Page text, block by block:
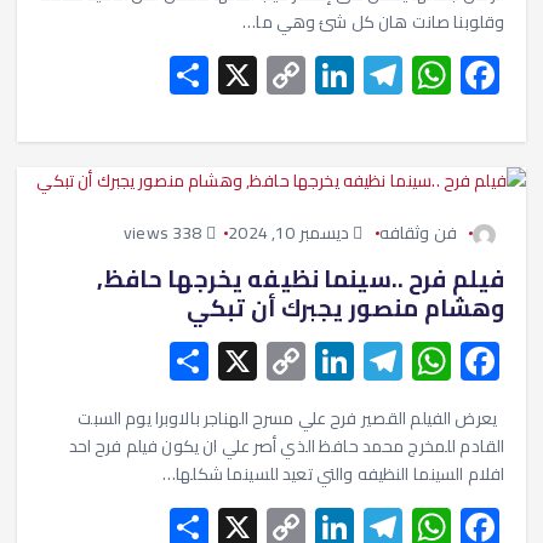
b
o
o
k
s
A
p
p
gr
a
m
dI
n
y
Li
n
k
e
وقلوبنا صانت هان كل شئ وهي ما…
F
ac
e
b
o
o
k
W
h
at
s
A
p
p
T
el
e
gr
a
m
Li
n
ke
dI
n
C
o
p
y
Li
n
k
X
S
h
ar
e
فن وثقافه ديسمبر 10, 2024
فيلم فرح ..سينما نظيفه يخرجها حافظ,
وهشام منصور يجبرك أن تبكي
F
ac
e
b
o
W
h
at
s
A
T
el
e
gr
a
Li
n
ke
dI
n
C
o
p
y
Li
X
S
h
ar
e
يعرض الفيلم القصير فرح علي مسرح الهناجر بالاوبرا يوم السبت
القادم للمخرج محمد حافظ الذي أصر علي ان يكون فيلم فرح احد
افلام السينما النظيفه والتي تعيد للسينما شكلها…
F
W
T
Li
C
X
S